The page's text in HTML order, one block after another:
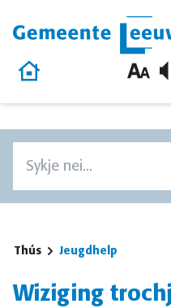
Gemeente Leeuwarden
Thús
Thús Jeugdhelp
Wiziging